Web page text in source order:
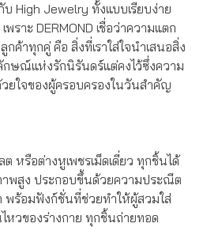
High Jewelry ทั้งแบบเรียบง่าย
ราะ DERMOND เชื่อว่าความแตก
ค้าทุกคู่ คือ สิ่งที่เราใส่ใจนำเสนอสิ่ง
ษณ์แห่งรักนิรันดร์แต่คงไว้ซึ่งความ
ยใจของผู้ครอบครองในวันสำคัญ
ต หรือต่างหูเพชรเม็ดเดี่ยว ทุกชิ้นได้
าพสูง ประกอบขึ้นด้วยความประณีต
ร้อมฟังก์ชั่นที่ช่วยทำให้ผู้สวมใส่
หวของร่างกาย ทุกชิ้นถ่ายทอด